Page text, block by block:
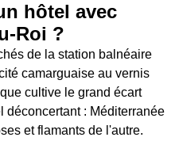
hôtel avec
Roi ?
de la station balnéaire
camarguaise au vernis
cultive le grand écart
déconcertant : Méditerranée
et flamants de l'autre.